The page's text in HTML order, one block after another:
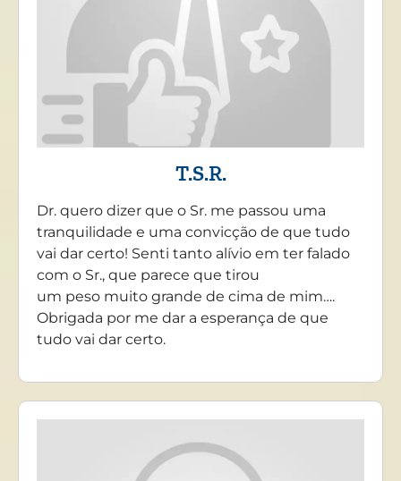
T.S.R.
Dr. quero dizer que o Sr. me passou uma
tranquilidade e uma convicção de que tudo
vai dar certo! Senti tanto alívio em ter falado
com o Sr., que parece que tirou
um peso muito grande de cima de mim….
Obrigada por me dar a esperança de que
tudo vai dar certo.